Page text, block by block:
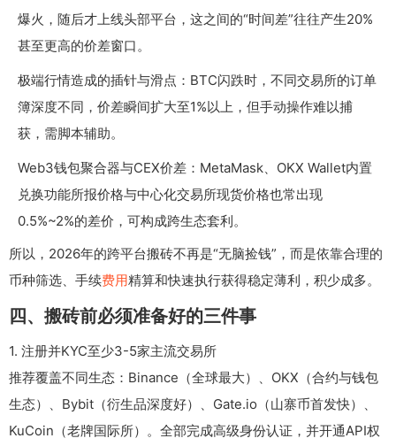
爆火，随后才上线头部平台，这之间的“时间差”往往产生20%
甚至更高的价差窗口。
极端行情造成的插针与滑点：BTC闪跌时，不同交易所的订单
簿深度不同，价差瞬间扩大至1%以上，但手动操作难以捕
获，需脚本辅助。
Web3钱包聚合器与CEX价差：MetaMask、OKX Wallet内置
兑换功能所报价格与中心化交易所现货价格也常出现
0.5%~2%的差价，可构成跨生态套利。
所以，2026年的跨平台搬砖不再是“无脑捡钱”，而是依靠合理的
币种筛选、手续费用精算和快速执行获得稳定薄利，积少成多。
四、搬砖前必须准备好的三件事
1. 注册并KYC至少3-5家主流交易所
推荐覆盖不同生态：Binance（全球最大）、OKX（合约与钱包
生态）、Bybit（衍生品深度好）、Gate.io（山寨币首发快）、
KuCoin（老牌国际所）。全部完成高级身份认证，并开通API权